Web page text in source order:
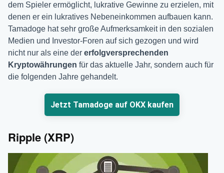
dem Spieler ermöglicht, lukrative Gewinne zu erzielen, mit
denen er ein lukratives Nebeneinkommen aufbauen kann.
Tamadoge hat sehr große Aufmerksamkeit in den sozialen
Medien und Investor-Foren auf sich gezogen und wird
nicht nur als eine der erfolgversprechenden
Kryptowährungen für das aktuelle Jahr, sondern auch für
die folgenden Jahre gehandelt.
Jetzt Tamadoge auf OKX kaufen
Ripple (XRP)